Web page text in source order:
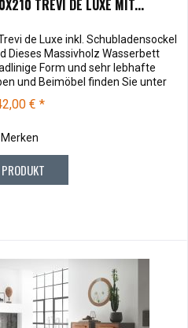
TREVI DE LUXE MIT...
de Luxe inkl. Schubladensockel
Dieses Massivholz Wasserbett
Form und sehr lebhafte
und Beimöbel finden Sie unter
23 Rahmenstärke: 8
vor dem Kauf für € 10,00 zu
€ *
Merken